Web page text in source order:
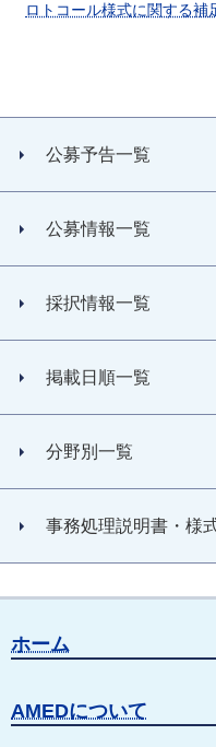
ロトコール様式に関する補
公募予告一覧
公募情報一覧
採択情報一覧
掲載日順一覧
分野別一覧
事務処理説明書・様
ホーム
AMEDについて